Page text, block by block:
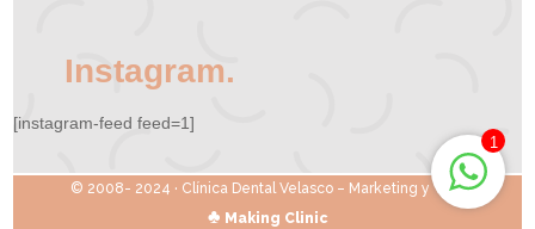
Instagram.
[instagram-feed feed=1]
© 2008- 2024 · Clínica Dental Velasco – Marketing y Web
♣ Making Clinic
1